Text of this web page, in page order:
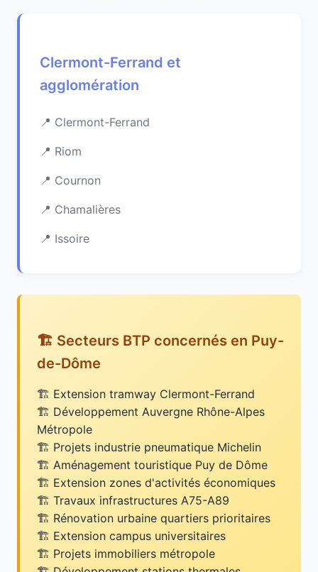
Clermont-Ferrand et
agglomération
Clermont-Ferrand
Riom
Cournon
Chamalières
Issoire
🏗️ Secteurs BTP concernés en Puy-
de-Dôme
Extension tramway Clermont-Ferrand
Développement Auvergne Rhône-Alpes
Métropole
Projets industrie pneumatique Michelin
Aménagement touristique Puy de Dôme
Extension zones d'activités économiques
Travaux infrastructures A75-A89
Rénovation urbaine quartiers prioritaires
Extension campus universitaires
Projets immobiliers métropole